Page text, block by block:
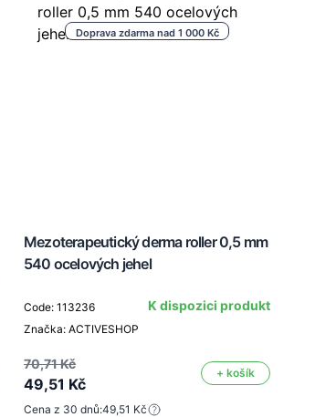
Doprava zdarma nad 1 000 Kč
Mezoterapeutický derma roller 0,5 mm
540 ocelových jehel
Code: 113236
Značka: ACTIVESHOP
K dispozici produkt
70,71 Kč
49,51 Kč
+ košík
Cena z 30 dnů:49,51 Kč